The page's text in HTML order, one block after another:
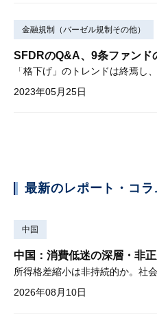
金融規制（バーゼル規制その他）
SFDRのQ&A、9条ファンド
2023年05月25日
最新のレポート・コラ
中国
中国：消費低迷の深層・非
2026年08月10日